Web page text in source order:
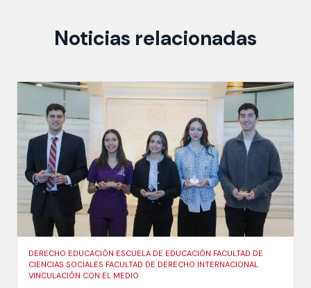
Noticias relacionadas
DERECHO EDUCACIÓN ESCUELA DE EDUCACIÓN FACULTAD DE
CIENCIAS SOCIALES FACULTAD DE DERECHO INTERNACIONAL
VINCULACIÓN CON EL MEDIO